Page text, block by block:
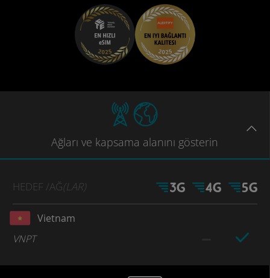
Ağları ve kapsama alanını gösterin
HEDEF /AĞ(LAR)
Vietnam
VNPT